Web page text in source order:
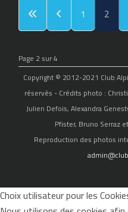
1 2
Page 2 sur 4
Copyright © 2012-2021 Club
réservés - Crédits photo :
Julien Defois, Alexandra
Pfister, Bruno Serraz
Reproduction des photos
Choix utilisateur pour les